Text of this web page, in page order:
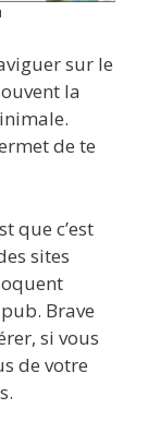
sur le
la
de te
que c’est
sites
Brave
si vous
de votre